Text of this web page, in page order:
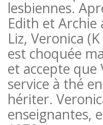
lesbiennes.
Edith et Archie
Liz, Veronica
est choquée
et accepte
service à thé
hériter.
enseignantes,